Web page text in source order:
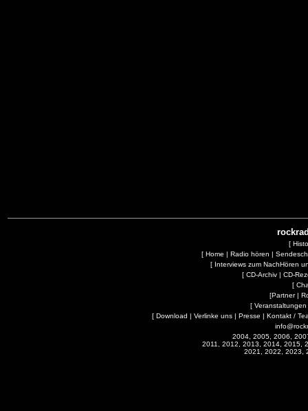
[
[ Home | Radio hören |
[ Interviews zum NachHören
[ CD-Archiv| CD-
[
[Partner|
[ Veranstaltungen
[ Download | Verlinke uns | Presse | Kontakt /
2004, 2005, 2006,
2011, 2012, 2013, 2014, 2015,
2021, 2022, 2023,